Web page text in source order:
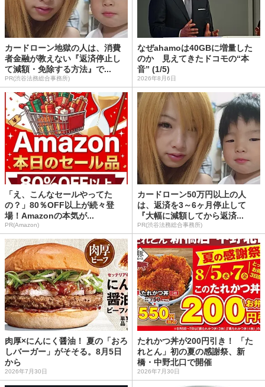
カードローン地獄の人は、消費
者金融が教えない『返済停止し
て減額・免除する方法』で...
PR(渋谷法務総合事務所)
なぜahamoは40GBに増量した
のか 見えてきたドコモの“本
音” (1/5)
2026年8月6日
「え、こんなセールやってた
の？」80％OFF以上が続々登
場！Amazonの本気が...
PR(Amazon)
カードローン50万円以上の人
は、返済を3～6ヶ月停止して
『大幅に減額してから返済...
PR(渋谷法務総合事務所)
肉厚×にんにく醤油！ 夏の「おろ
しバーガー」がそそる。8月5日
から
2026年7月30日
たれかつ丼が200円引き！ 「た
れとん」初の夏の感謝祭、新
橋・中野北口で開催
2026年7月30日